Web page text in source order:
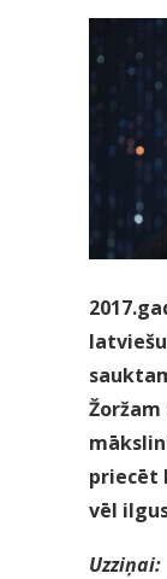
priecēt
vēl
Uzziņai: